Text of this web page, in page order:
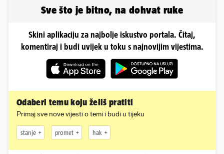
Sve što je bitno, na dohvat ruke
Skini aplikaciju za najbolje iskustvo portala. Čitaj,
komentiraj i budi uvijek u toku s najnovijim vijestima.
Odaberi temu koju želiš pratiti
Primaj sve nove vijesti o temi i budi u tijeku
stanje promet hak